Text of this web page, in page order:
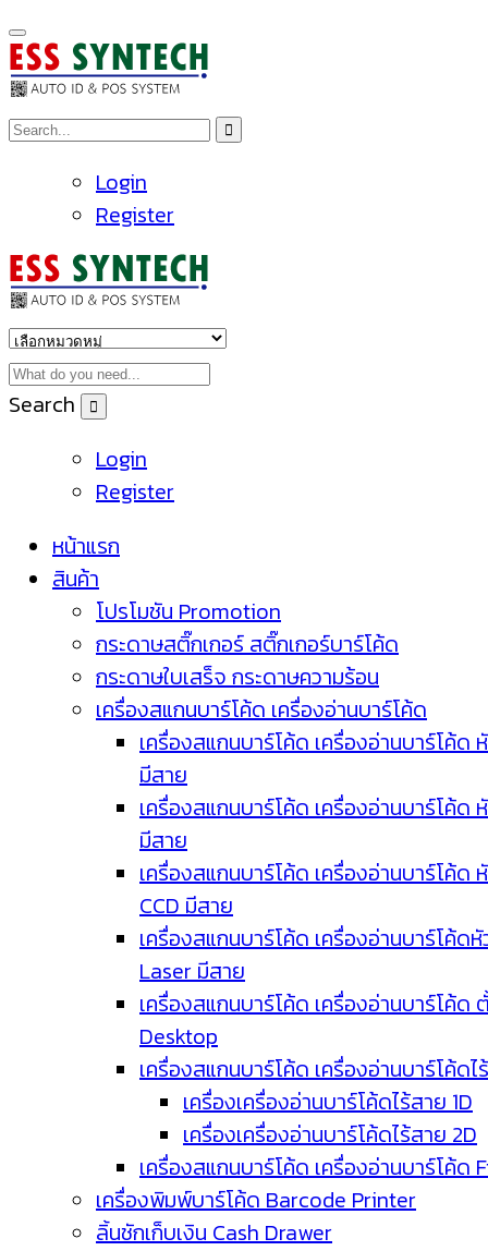
Login
Register
Search
Login
Register
หน้าแรก
สินค้า
โปรโมชัน Promotion
กระดาษสติ๊กเกอร์ สติ๊กเกอร์บาร์โค้ด
กระดาษใบเสร็จ กระดาษความร้อน
เครื่องสแกนบาร์โค้ด เครื่องอ่านบาร์โค้ด
เครื่องสแกนบาร์โค้ด เครื่องอ่านบาร์โค้ด
มีสาย
เครื่องสแกนบาร์โค้ด เครื่องอ่านบาร์โค้ด
มีสาย
เครื่องสแกนบาร์โค้ด เครื่องอ่านบาร์โค้ด
CCD มีสาย
เครื่องสแกนบาร์โค้ด เครื่องอ่านบาร์โค้ด
Laser มีสาย
เครื่องสแกนบาร์โค้ด เครื่องอ่านบาร์โค้ด
Desktop
เครื่องสแกนบาร์โค้ด เครื่องอ่านบาร์โค้ดไ
เครื่องเครื่องอ่านบาร์โค้ดไร้สาย 1D
เครื่องเครื่องอ่านบาร์โค้ดไร้สาย 2D
เครื่องสแกนบาร์โค้ด เครื่องอ่านบาร์โค้ด
เครื่องพิมพ์บาร์โค้ด Barcode Printer
ลิ้นชักเก็บเงิน Cash Drawer